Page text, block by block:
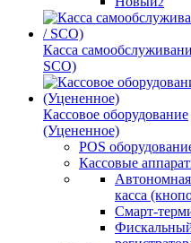
Касса
SCO)
Кассовое оборудование
(Уцененное)
POS
Кассовые
касса
Смарт-